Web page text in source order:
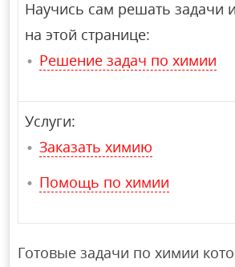
Научись сам решать задачи
на этой странице:
Решение задач по химии
Услуги:
Заказать химию
Помощь по химии
Готовые задачи по химии